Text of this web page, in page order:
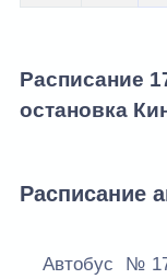
Расписание
остановка
Расписание
Автобус